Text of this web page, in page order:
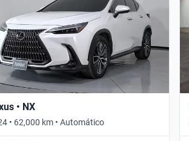
• NX
• 62,000 km • Automático